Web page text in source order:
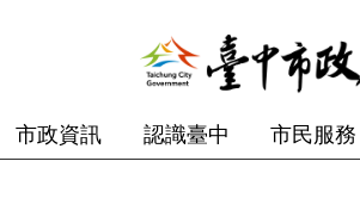
市政資訊 認識臺中 市民服務